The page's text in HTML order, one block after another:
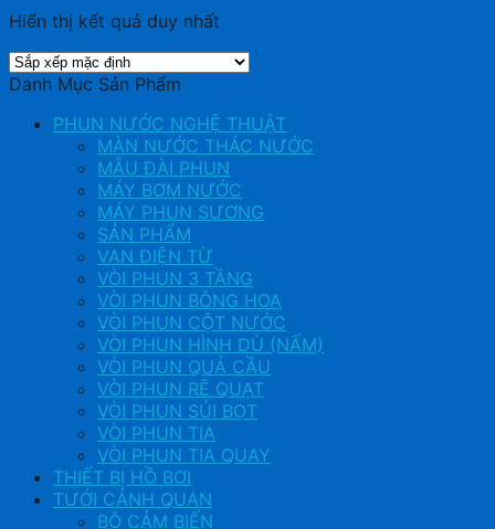
Hiển thị kết quả duy nhất
Danh Mục Sản Phẩm
PHUN NƯỚC NGHỆ THUẬT
MÀN NƯỚC THÁC NƯỚC
MẪU ĐÀI PHUN
MÁY BƠM NƯỚC
MÁY PHUN SƯƠNG
SẢN PHẨM
VAN ĐIỆN TỪ
VÒI PHUN 3 TẦNG
VÒI PHUN BÔNG HOA
VÒI PHUN CỘT NƯỚC
VÒI PHUN HÌNH DÙ (NẤM)
VÒI PHUN QUẢ CẦU
VÒI PHUN RẼ QUẠT
VÒI PHUN SỦI BỌT
VÒI PHUN TIA
VÒI PHUN TIA QUAY
THIẾT BỊ HỒ BƠI
TƯỚI CẢNH QUAN
BỘ CẢM BIẾN